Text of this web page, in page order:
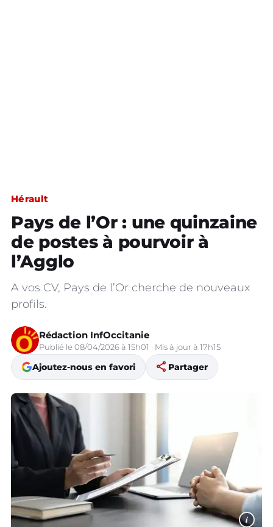
Hérault
Pays de l’Or : une quinzaine
de postes à pourvoir à
l’Agglo
A vos CV, Pays de l’Or cherche de nouveaux
profils.
Rédaction InfOccitanie
Publié le 08/04/2026 à 15h01 · Mis à jour à 17h15
Ajoutez-nous en favori share Partager
i